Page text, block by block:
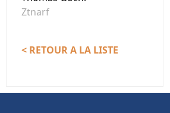
Ztnarf
< RETOUR A LA LISTE